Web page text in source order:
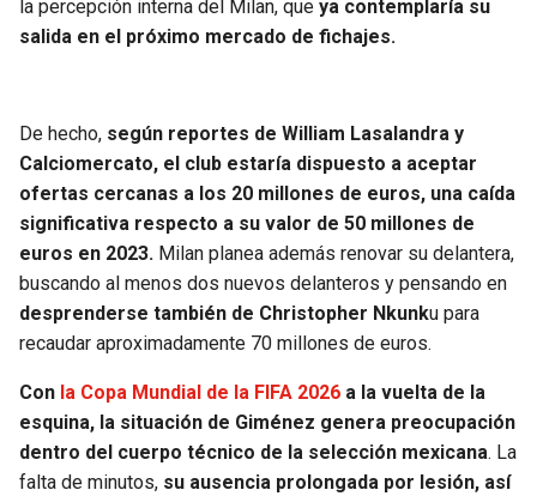
la percepción interna del Milan, que ya contemplaría su
salida en el próximo mercado de fichajes.
De hecho, según reportes de William Lasalandra y
Calciomercato, el club estaría dispuesto a aceptar
ofertas cercanas a los 20 millones de euros, una caída
significativa respecto a su valor de 50 millones de
euros en 2023. Milan planea además renovar su delantera,
buscando al menos dos nuevos delanteros y pensando en
desprenderse también de Christopher Nkunku para
recaudar aproximadamente 70 millones de euros.
Con la Copa Mundial de la FIFA 2026 a la vuelta de la
esquina, la situación de Giménez genera preocupación
dentro del cuerpo técnico de la selección mexicana. La
falta de minutos, su ausencia prolongada por lesión, así